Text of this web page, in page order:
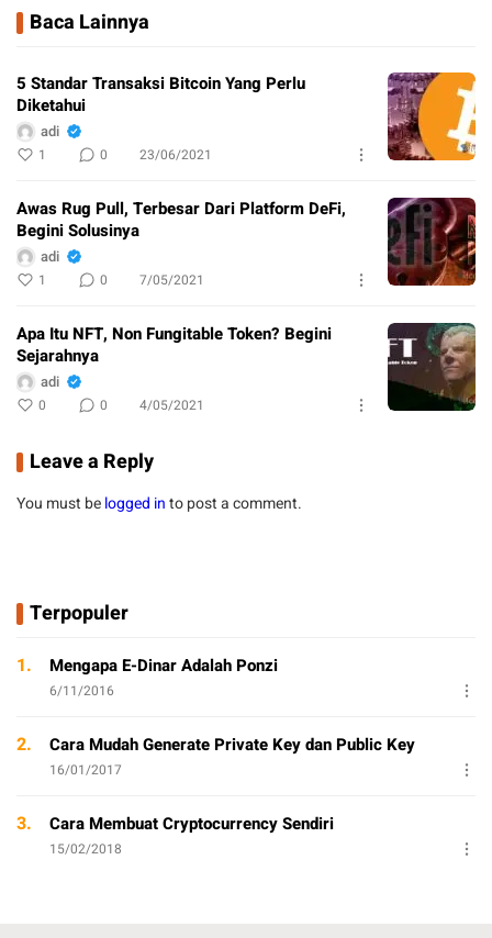
Baca Lainnya
5 Standar Transaksi Bitcoin Yang Perlu
Diketahui
adi
1 0 23/06/2021
Awas Rug Pull, Terbesar Dari Platform DeFi,
Begini Solusinya
adi
1 0 7/05/2021
Apa Itu NFT, Non Fungitable Token? Begini
Sejarahnya
adi
0 0 4/05/2021
Leave a Reply
You must belogged into post a comment.
Terpopuler
1. Mengapa E-Dinar Adalah Ponzi
6/11/2016
2. Cara Mudah Generate Private Key dan Public Key
16/01/2017
3. Cara Membuat Cryptocurrency Sendiri
15/02/2018